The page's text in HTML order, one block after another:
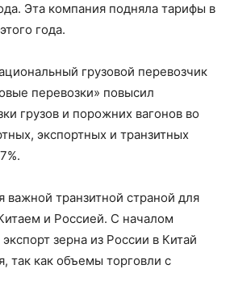
Эта компания подняла тарифы в
года.
грузовой перевозчик
перевозки» повысил
грузов и порожних вагонов во
экспортных и транзитных
важной транзитной страной для
и Россией. С началом
зерна из России в Китай
так как объемы торговли с